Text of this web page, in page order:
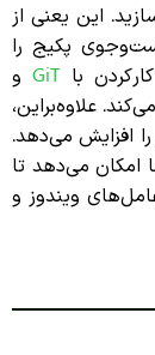
این یعنی از
پکیج‌ را
با GiT و
علاوه‌براین،
افزایش می‌دهد.
امکان می‌دهد تا
ویندوز و